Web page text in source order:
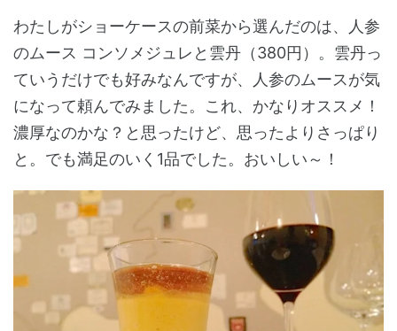
わたしがショーケースの前菜から選んだのは、人参
のムース コンソメジュレと雲丹（380円）。雲丹っ
ていうだけでも好みなんですが、人参のムースが気
になって頼んでみました。これ、かなりオススメ！
濃厚なのかな？と思ったけど、思ったよりさっぱり
と。でも満足のいく1品でした。おいしい～！